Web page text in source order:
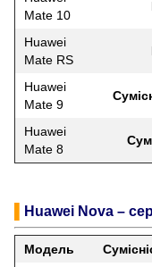
Mate 10
Huawei
Mate RS
Huawei
Mate 9
Huawei
Mate 8
Huawei Nova –
Модель